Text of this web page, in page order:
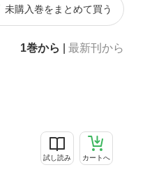
未購入巻をまとめて買う
1巻から 最新刊から
試し読み カートへ